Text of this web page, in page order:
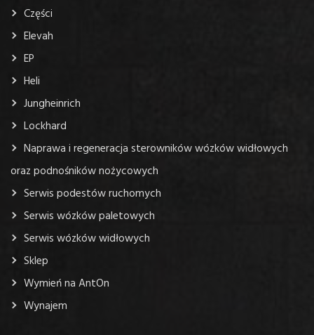
Części
Elevah
EP
Heli
Jungheinrich
Lockhard
Naprawa i regeneracja sterowników wózków widłowych
oraz podnośników nożycowych
Serwis podestów ruchomych
Serwis wózków paletowych
Serwis wózków widłowych
Sklep
Wymień na AntOn
Wynajem